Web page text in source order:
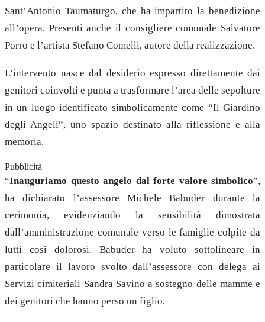
Sant’Antonio Taumaturgo, che ha impartito la benedizione
all’opera. Presenti anche il consigliere comunale Salvatore
Porro e l’artista Stefano Comelli, autore della realizzazione.
L’intervento nasce dal desiderio espresso direttamente dai
genitori coinvolti e punta a trasformare l’area delle sepolture
in un luogo identificato simbolicamente come “Il Giardino
degli Angeli”, uno spazio destinato alla riflessione e alla
memoria.
Pubblicità
“Inauguriamo questo angelo dal forte valore simbolico”,
ha dichiarato l’assessore Michele Babuder durante la
cerimonia, evidenziando la sensibilità dimostrata
dall’amministrazione comunale verso le famiglie colpite da
lutti così dolorosi. Babuder ha voluto sottolineare in
particolare il lavoro svolto dall’assessore con delega ai
Servizi cimiteriali Sandra Savino a sostegno delle mamme e
dei genitori che hanno perso un figlio.